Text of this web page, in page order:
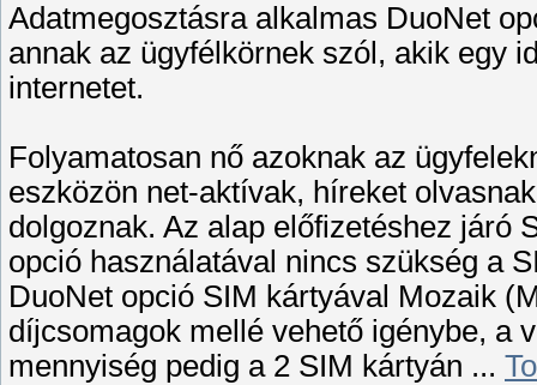
Adatmegosztásra alkalmas DuoNet
annak az ügyfélkörnek szól, akik egy
internetet.
Folyamatosan nő azoknak az
eszközön net-aktívak, híreket
dolgoznak. Az alap előfizetéshez járó
opció használatával nincs szükség a
DuoNet opció SIM kártyával Mozaik
díjcsomagok mellé vehető igénybe, a
mennyiség pedig a 2 SIM kártyán ...